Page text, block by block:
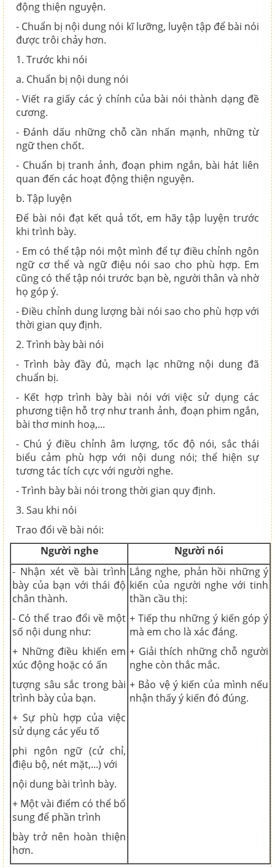
động thiện nguyện.
- Chuẩn bị nội dung nói kĩ lưỡng, luyện tập để bài nói
được trôi chảy hơn.
1. Trước khi nói
a. Chuẩn bị nội dung nói
- Viết ra giấy các ý chính của bài nói thành dạng đề
cương.
- Đánh dấu những chỗ cần nhấn mạnh, những từ
ngữ then chốt.
- Chuẩn bị tranh ảnh, đoạn phim ngắn, bài hát liên
quan đến các hoạt động thiện nguyện.
b. Tập luyện
Để bài nói đạt kết quả tốt, em hãy tập luyện trước
khi trình bày.
- Em có thể tập nói một mình để tự điều chỉnh ngôn
ngữ cơ thể và ngữ điệu nói sao cho phù hợp. Em
cũng có thể tập nói trước bạn bè, người thân và nhờ
họ góp ý.
- Điều chỉnh dung lượng bài nói sao cho phù hợp với
thời gian quy định.
2. Trình bày bài nói
- Trình bày đầy đủ, mạch lạc những nội dung đã
chuẩn bị.
- Kết hợp trình bày bài nói với việc sử dụng các
phương tiện hỗ trợ như tranh ảnh, đoạn phim ngắn,
bài thơ minh hoạ,...
- Chú ý điều chỉnh âm lượng, tốc độ nói, sắc thái
biểu cảm phù hợp với nội dung nói; thể hiện sự
tương tác tích cực với người nghe.
- Trình bày bài nói trong thời gian quy định.
3. Sau khi nói
Trao đổi về bài nói:
Người nghe
Người nói
- Nhận xét về bài trình
bày của bạn với thái độ
chân thành.
- Có thể trao đổi về một
số nội dung như:
+ Những điều khiến em
xúc động hoặc có ấn
tượng sâu sắc trong bài
trình bày của bạn.
+ Sự phù hợp của việc
sử dụng các yếu tố
phi ngôn ngữ (cử chỉ,
điệu bộ, nét mặt,...) với
nội dung bài trình bày.
+ Một vài điểm có thể bổ
sung để phần trình
bày trở nên hoàn thiện
hơn.
Lắng nghe, phản hồi những ý
kiến của người nghe với tinh
thần cầu thị:
+ Tiếp thu những ý kiến góp ý
mà em cho là xác đáng.
+ Giải thích những chỗ người
nghe còn thắc mắc.
+ Bảo vệ ý kiến của mình nếu
nhận thấy ý kiến đó đúng.